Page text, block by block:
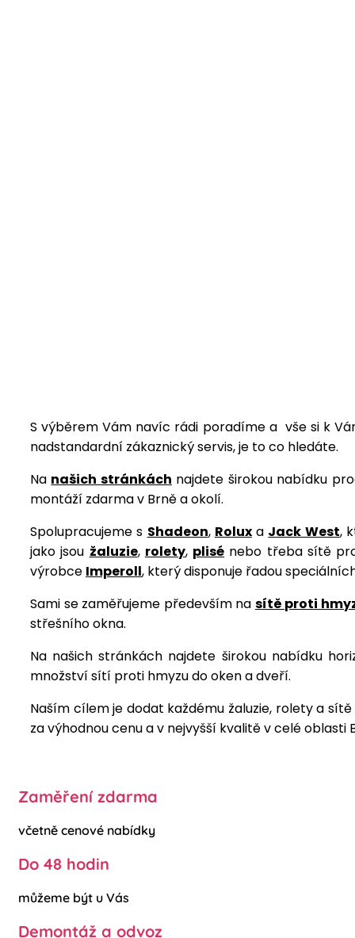
S výběrem Vám navíc rádi poradíme a vše si k
nadstandardní zákaznický servis, je to co hledáte.
Na našich stránkách najdete širokou nabídku
montáží zdarma v Brně a okolí.
Spolupracujeme s Shadeon, Roluxa Jack West,
jako jsou žaluzie, rolety, plisé nebo třeba sítě
výrobce Imperoll, který disponuje řadou
Sami se zaměřujeme především na sítě proti
střešního okna.
Na našich stránkách najdete širokou nabídku
množství sítí proti hmyzu do oken a dveří.
Naším cílem je dodat každému žaluzie, rolety a
za výhodnou cenu a v nejvyšší kvalitě v celé oblasti
Zaměření zdarma
včetně cenové nabídky
Do 48 hodin
můžeme být u Vás
Demontáž a odvoz